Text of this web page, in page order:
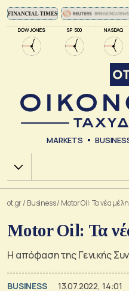
DOW JONES SP 500 NASDAQ
MARKETS
Χ.Α.
ot.gr/ Business/ Motor Oil: Τα νέα
Motor Oil: Τα
Η απόφαση της Γενικής
BUSINESS 13.07.2022, 14:01